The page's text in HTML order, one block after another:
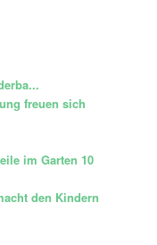
10